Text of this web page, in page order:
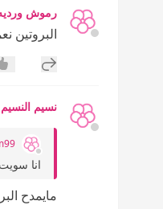
رموش
البروتين
إضافة رد
نسيم النسيم 99
انا سويت بروتين 3 مرات تقريبا البدايه كانت جميله
مايمدح